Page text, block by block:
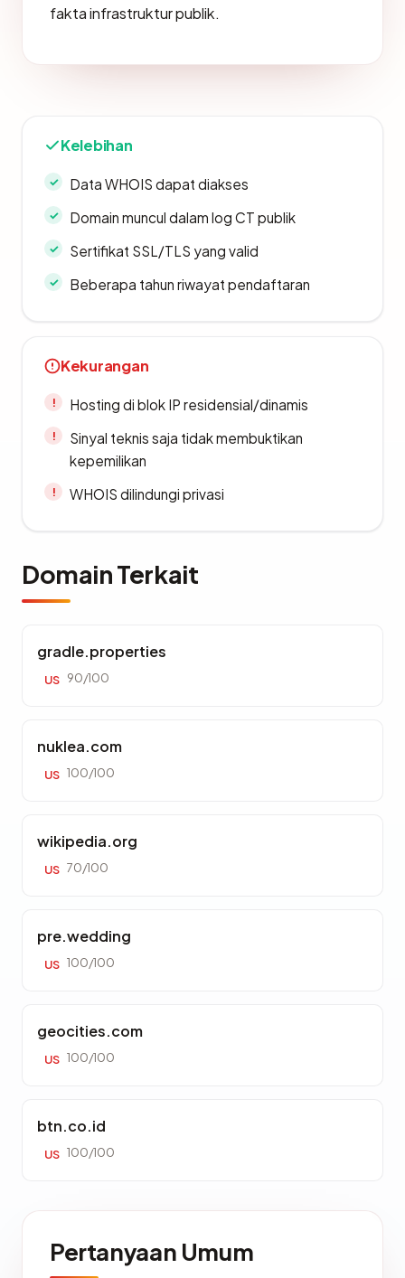
fakta infrastruktur publik.
Kelebihan
Data WHOIS dapat diakses
Domain muncul dalam log CT publik
Sertifikat SSL/TLS yang valid
Beberapa tahun riwayat pendaftaran
Kekurangan
Hosting di blok IP residensial/dinamis
Sinyal teknis saja tidak membuktikan
kepemilikan
WHOIS dilindungi privasi
Domain Terkait
gradle.properties
US 90/100
nuklea.com
US 100/100
wikipedia.org
US 70/100
pre.wedding
US 100/100
geocities.com
US 100/100
btn.co.id
US 100/100
Pertanyaan Umum